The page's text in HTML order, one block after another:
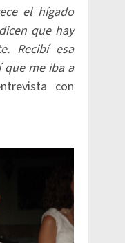
el hígado
que hay
Recibí esa
me iba a
con